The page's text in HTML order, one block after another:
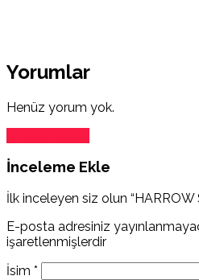
Yorumlar
Henüz yorum yok.
İnceleme Ekle
İlk inceleyen siz olun “HARROW
E-posta adresiniz
işaretlenmişlerdir
İsim *